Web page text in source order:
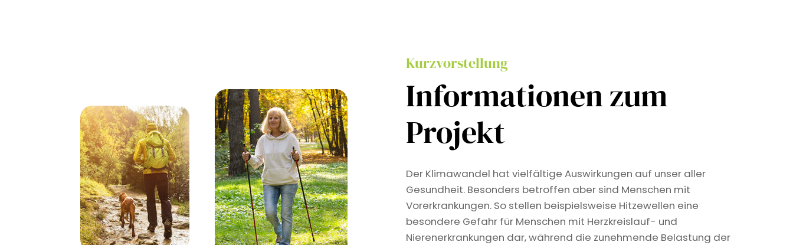
Kurzvorstellung
Informationen zum
Projekt
Der Klimawandel hat vielfältige Auswirkungen auf unser aller
Gesundheit. Besonders betroffen aber sind Menschen mit
Vorerkrankungen. So stellen beispielsweise Hitzewellen eine
besondere Gefahr für Menschen mit Herzkreislauf- und
Nierenerkrankungen dar, während die zunehmende Belastung der